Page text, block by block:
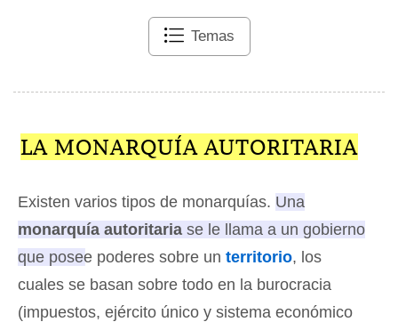
Temas
LA MONARQUÍA AUTORITARIA
Existen varios tipos de monarquías. Una
monarquía autoritaria se le llama a un gobierno
que posee poderes sobre un territorio, los
cuales se basan sobre todo en la burocracia
(impuestos, ejército único y sistema económico